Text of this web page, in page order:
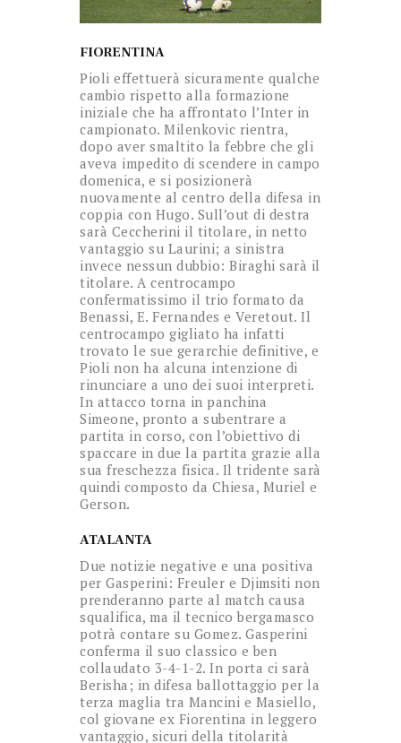
FIORENTINA
Pioli effettuerà sicuramente qualche
cambio rispetto alla formazione
iniziale che ha affrontato l’Inter in
campionato. Milenkovic rientra,
dopo aver smaltito la febbre che gli
aveva impedito di scendere in campo
domenica, e si posizionerà
nuovamente al centro della difesa in
coppia con Hugo. Sull’out di destra
sarà Ceccherini il titolare, in netto
vantaggio su Laurini; a sinistra
invece nessun dubbio: Biraghi sarà il
titolare. A centrocampo
confermatissimo il trio formato da
Benassi, E. Fernandes e Veretout. Il
centrocampo gigliato ha infatti
trovato le sue gerarchie definitive, e
Pioli non ha alcuna intenzione di
rinunciare a uno dei suoi interpreti.
In attacco torna in panchina
Simeone, pronto a subentrare a
partita in corso, con l’obiettivo di
spaccare in due la partita grazie alla
sua freschezza fisica. Il tridente sarà
quindi composto da Chiesa, Muriel e
Gerson.
ATALANTA
Due notizie negative e una positiva
per Gasperini: Freuler e Djimsiti non
prenderanno parte al match causa
squalifica, ma il tecnico bergamasco
potrà contare su Gomez. Gasperini
conferma il suo classico e ben
collaudato 3-4-1-2. In porta ci sarà
Berisha; in difesa ballottaggio per la
terza maglia tra Mancini e Masiello,
col giovane ex Fiorentina in leggero
vantaggio, sicuri della titolarità